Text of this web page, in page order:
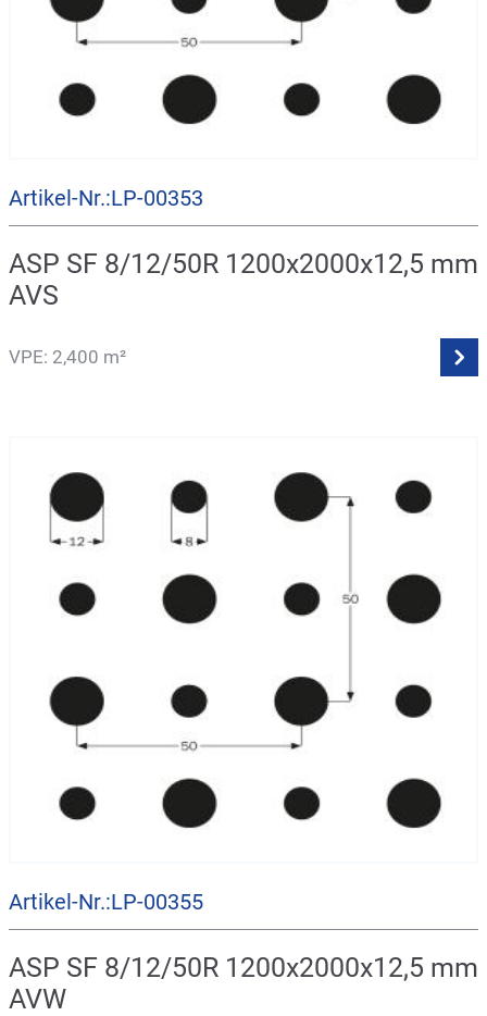
Artikel-Nr.:LP-00353
ASP SF 8/12/50R 1200x2000x12,5 mm
AVS
VPE: 2,400 m²
Artikel-Nr.:LP-00355
ASP SF 8/12/50R 1200x2000x12,5 mm
AVW